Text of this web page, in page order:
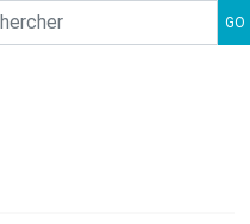
GO